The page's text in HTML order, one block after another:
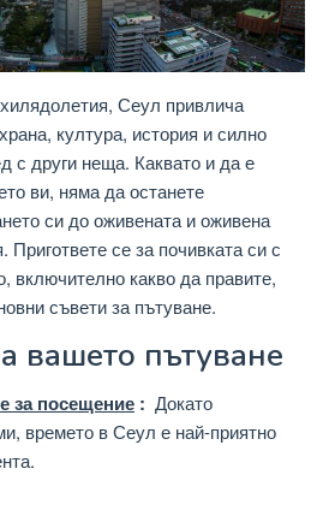
Сеул привлича
култура, история и силно
с други неща. Каквато и да е
ви, няма да останете
си до оживената и оживена
се за почивката си с
включително какво да правите,
съвети за пътуване.
вашето пътуване
за посещение : Докато
времето в Сеул е най-приятно